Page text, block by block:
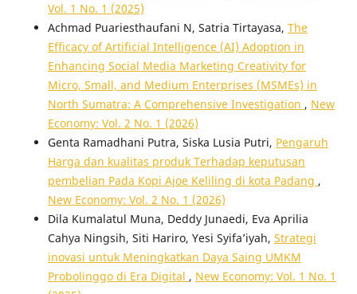
Vol. 1 No. 1 (2025)
Achmad Puariesthaufani N, Satria Tirtayasa, The
Efficacy of Artificial Intelligence (AI) Adoption in
Enhancing Social Media Marketing Creativity for
Micro, Small, and Medium Enterprises (MSMEs) in
North Sumatra: A Comprehensive Investigation , New
Economy: Vol. 2 No. 1 (2026)
Genta Ramadhani Putra, Siska Lusia Putri, Pengaruh
Harga dan kualitas produk Terhadap keputusan
pembelian Pada Kopi Ajoe Keliling di kota Padang ,
New Economy: Vol. 2 No. 1 (2026)
Dila Kumalatul Muna, Deddy Junaedi, Eva Aprilia
Cahya Ningsih, Siti Hariro, Yesi Syifa’iyah, Strategi
inovasi untuk Meningkatkan Daya Saing UMKM
Probolinggo di Era Digital , New Economy: Vol. 1 No. 1